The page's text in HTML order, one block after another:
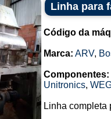
Linha para
Código da
Marca: ARV,
Componentes:
Unitronics,
Linha completa